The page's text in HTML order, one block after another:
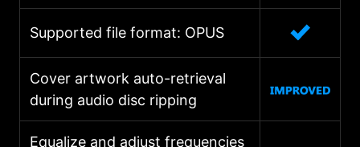
Supported file format: OPUS
Cover artwork auto-retrieval
during audio disc ripping
Equalize and adjust frequencies